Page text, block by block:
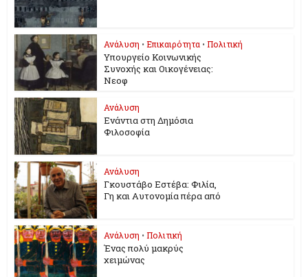
Ανάλυση • Επικαιρότητα • Πολιτική
Υπουργείο Κοινωνικής
Συνοχής και Οικογένειας:
Νεοφ
Ανάλυση
Ενάντια στη Δημόσια
Φιλοσοφία
Ανάλυση
Γκουστάβο Εστέβα: Φιλία,
Γη και Αυτονομία πέρα από
Ανάλυση • Πολιτική
Ένας πολύ μακρύς
χειμώνας